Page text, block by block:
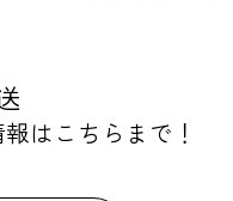
はこちらまで！